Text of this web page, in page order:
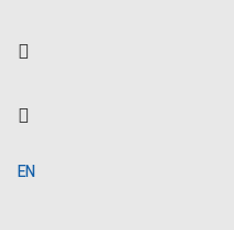
EN